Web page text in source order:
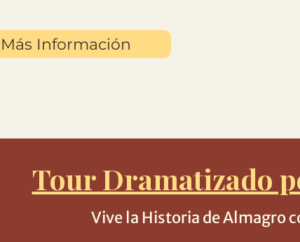
Más Información
Tour Dramatizado
Vive la Historia de Almagro